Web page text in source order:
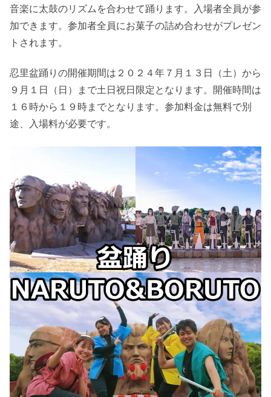
音楽に太鼓のリズムを合わせて踊ります。入場者全員が参
加できます。参加者全員にお菓子の詰め合わせがプレゼン
トされます。
忍里盆踊りの開催期間は２０２４年７月１３日（土）から
９月１日（日）まで土日祝日限定となります。開催時間は
１６時から１９時までとなります。参加料金は無料で別
途、入場料が必要です。